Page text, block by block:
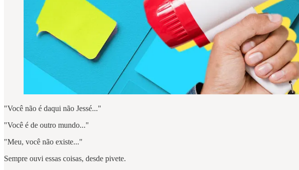
"Você não é daqui não Jessé..."
"Você é de outro mundo..."
"Meu, você não existe..."
Sempre ouvi essas coisas, desde pivete.